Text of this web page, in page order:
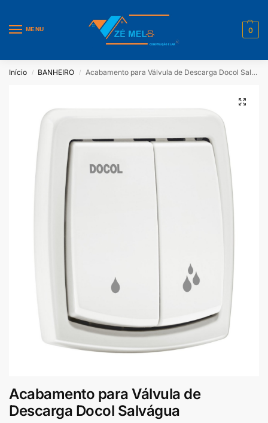
MENU 0
Início / BANHEIRO / Acabamento para Válvula de Descarga Docol Salvágua
Acabamento para Válvula de
Descarga Docol Salvágua